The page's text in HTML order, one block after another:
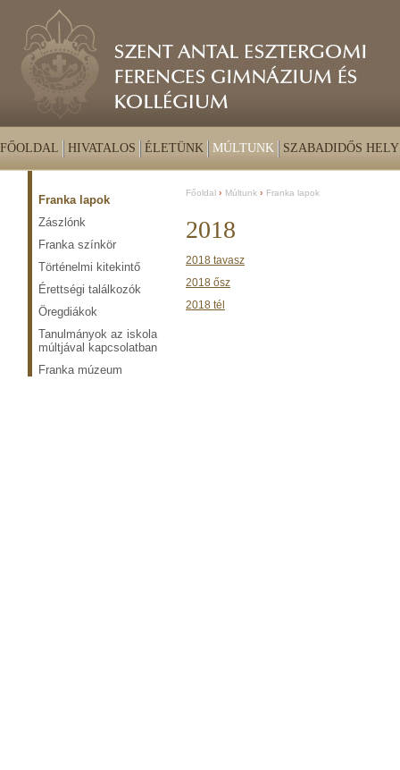
FŐOLDAL HIVATALOS ÉLETÜNK MÚLTUNK SZABADIDŐS
Franka lapok
Zászlónk
Franka színkör
Történelmi kitekintő
Érettségi találkozók
Öregdiákok
Tanulmányok az iskola
múltjával kapcsolatban
Franka múzeum
Főoldal Múltunk Franka lapok
2018
2018 tavasz
2018 ősz
2018 tél